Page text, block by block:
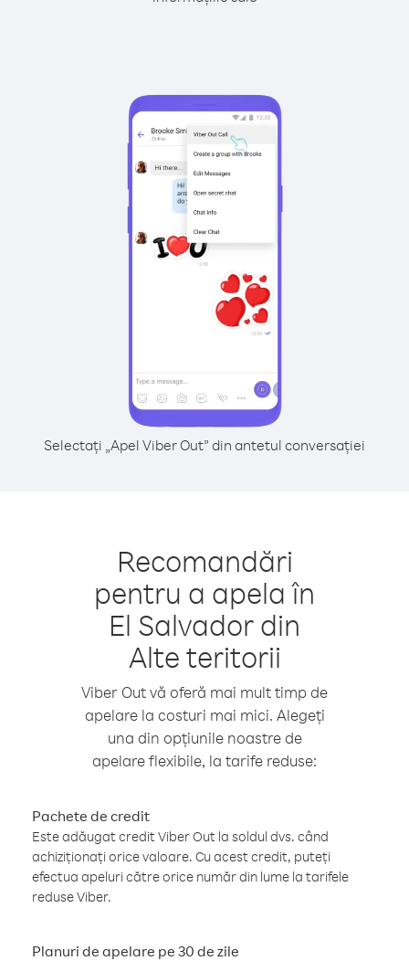
Selectați „Apel Viber Out” din antetul conversației
Recomandări
pentru a apela în
El Salvador din
Alte teritorii
Viber Out vă oferă mai mult timp de
apelare la costuri mai mici. Alegeți
una din opțiunile noastre de
apelare flexibile, la tarife reduse:
Pachete de credit
Este adăugat credit Viber Out la soldul dvs. când
achiziționați orice valoare. Cu acest credit, puteți
efectua apeluri către orice număr din lume la tarifele
reduse Viber.
Planuri de apelare pe 30 de zile